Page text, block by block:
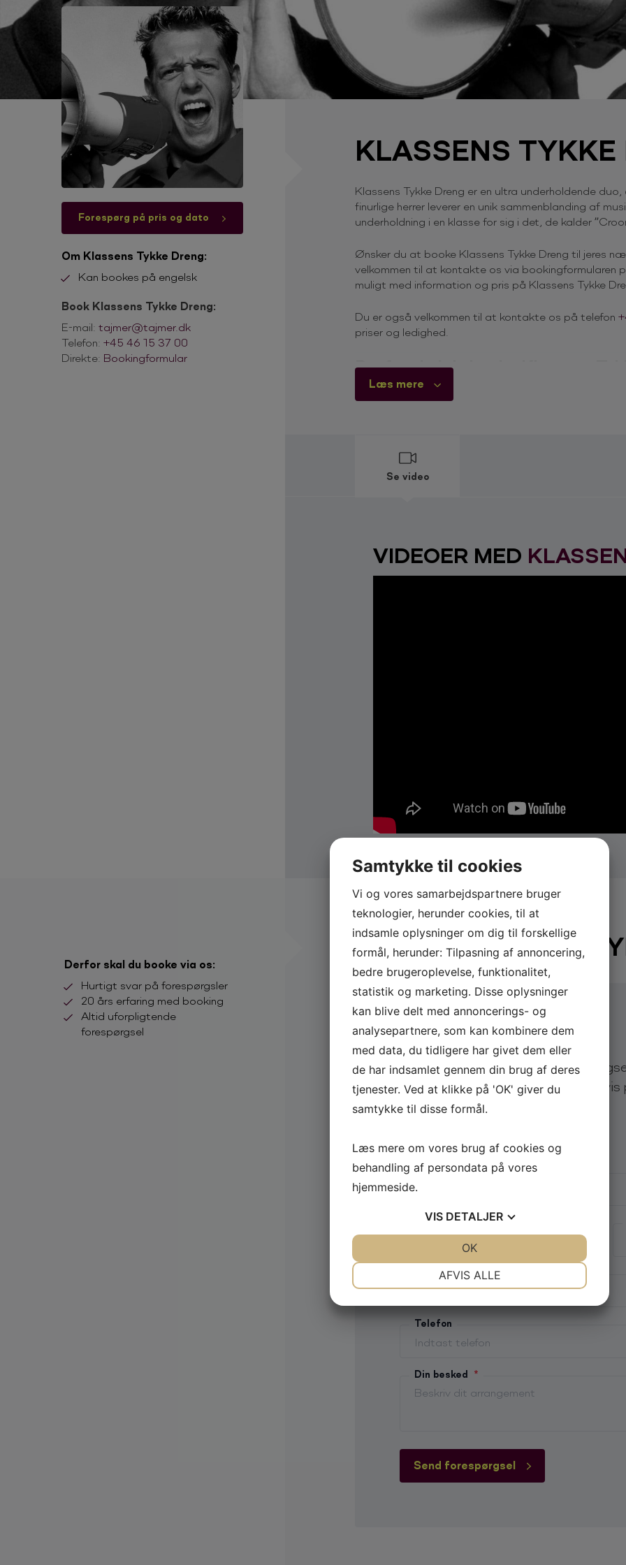
Forespørg på pris og dato
Om Klassens Tykke Dreng:
Kan bookes på engelsk
Book Klassens Tykke Dreng:
E-mail: tajmer@tajmer.dk
Telefon: +45 46 15 37 00
Direkte: Bookingformular
KLASSENS TYKKE
Klassens Tykke Dreng er en ultra underholdende
finurlige herrer leverer en unik sammenblanding af
underholdning i en klasse for sig i det, de kalder
Ønsker du at booke Klassens Tykke Dreng til jeres
velkommen til at kontakte os via bookingformularen
muligt med information og pris på Klassens Tykke
Du er også velkommen til at kontakte os på telefon
priser og ledighed.
Derfor skal du booke Klassens
Et show med Klassens Tykke Dreng består af alt lige
“Backstreet Boys”, alt sammen i den helt
Klassens Tykke Dreng har en stor del improvisation
Klassens Tykke Dreng, er det
Læs mere
Se video
VIDEOER MED
BOOKKLASSENS
Send din forespørgsel
Send os en uforpligtende
og få lynhurtigt svar på eksempelvis
Firma
Privat
Firmanavn
Navn
E-mail *
Telefon
Din besked *
Send forespørgsel
Derfor skal du booke via os:
Hurtigt svar på forespørgsler
20 års erfaring med booking
Altid uforpligtende
forespørgsel
Samtykke til cookies
Vi og vores samarbejdspartnere bruger
teknologier, herunder cookies, til at
indsamle oplysninger om dig til forskellige
formål, herunder: Tilpasning af annoncering,
bedre brugeroplevelse, funktionalitet,
statistik og marketing. Disse oplysninger
kan blive delt med annoncerings- og
analysepartnere, som kan kombinere dem
med data, du tidligere har givet dem eller
de har indsamlet gennem din brug af deres
tjenester. Ved at klikke på 'OK' giver du
samtykke til disse formål.
Læs mere om vores brug af cookies og
behandling af persondata på vores
hjemmeside.
VIS DETALJER
MARKETING
AFVIS ALLE
OK